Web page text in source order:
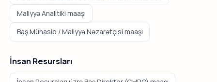
Maliyyə Analitiki maaşı
Baş Mühasib / Maliyyə Nəzarətçisi maaşı
İnsan Resursları